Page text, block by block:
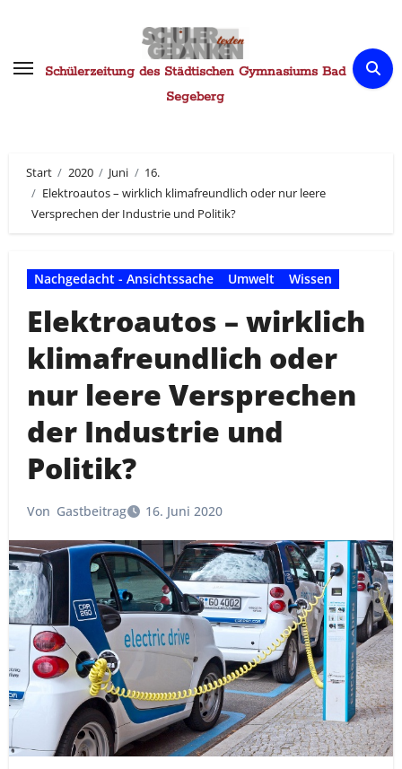
springenSchülerzeitung des Städtischen Gymnasiums Bad
Segeberg
Start 2020 Juni
16.
Elektroautos – wirklich klimafreundlich oder nur leere
Versprechen der Industrie und Politik?
Nachgedacht - Ansichtssache Umwelt Wissen
Elektroautos – wirklich
klimafreundlich oder
nur leere Versprechen
der Industrie und
Politik?
Von Gastbeitrag 16. Juni 2020